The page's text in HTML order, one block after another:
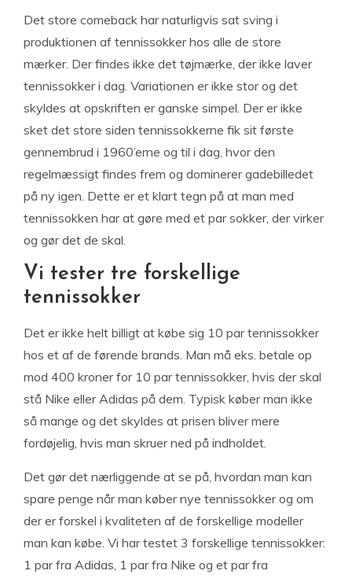
Det store comeback har naturligvis sat sving i
produktionen af tennissokker hos alle de store
mærker. Der findes ikke det tøjmærke, der ikke laver
tennissokker i dag. Variationen er ikke stor og det
skyldes at opskriften er ganske simpel. Der er ikke
sket det store siden tennissokkerne fik sit første
gennembrud i 1960’erne og til i dag, hvor den
regelmæssigt findes frem og dominerer gadebilledet
på ny igen. Dette er et klart tegn på at man med
tennissokken har at gøre med et par sokker, der virker
og gør det de skal.
Vi tester tre forskellige
tennissokker
Det er ikke helt billigt at købe sig 10 par tennissokker
hos et af de førende brands. Man må eks. betale op
mod 400 kroner for 10 par tennissokker, hvis der skal
stå Nike eller Adidas på dem. Typisk køber man ikke
så mange og det skyldes at prisen bliver mere
fordøjelig, hvis man skruer ned på indholdet.
Det gør det nærliggende at se på, hvordan man kan
spare penge når man køber nye tennissokker og om
der er forskel i kvaliteten af de forskellige modeller
man kan købe. Vi har testet 3 forskellige tennissokker:
1 par fra Adidas, 1 par fra Nike og et par fra